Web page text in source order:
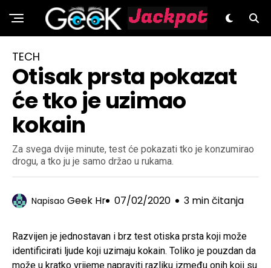
GeeK.hr
TECH
Otisak prsta pokazat
će tko je uzimao
kokain
Za svega dvije minute, test će pokazati tko je konzumirao
drogu, a tko ju je samo držao u rukama.
Napisao Geek Hr 07/02/2020 3 min čitanja
Razvijen je jednostavan i brz test otiska prsta koji može
identificirati ljude koji uzimaju kokain. Toliko je pouzdan da
može u kratko vrijeme napraviti razliku između onih koji su